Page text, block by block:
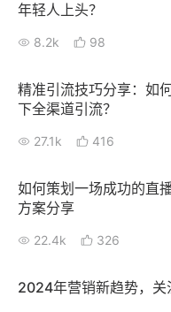
年轻人上头？
8.2k 98
精准引流技巧分享：如
下全渠道引流？
27.1k 416
如何策划一场成功的直
方案分享
22.4k 326
2024年营销新趋势，关